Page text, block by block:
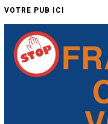
VOTRE PUB ICI